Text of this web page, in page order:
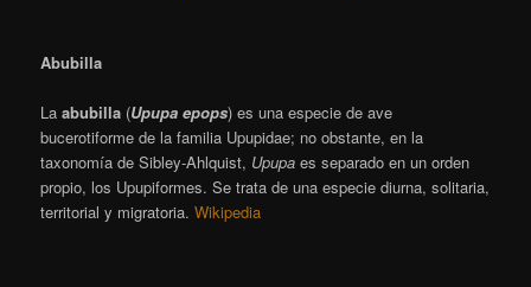
Abubilla
Laabubilla ​ (Upupa epops) es una especie de ave
bucerotiforme de la familia Upupidae; no obstante, en la
taxonomía de Sibley-Ahlquist, Upupa es separado en un orden
propio, los Upupiformes. Se trata de una especie diurna, solitaria,
territorial y migratoria.Wikipedia